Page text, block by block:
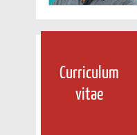
Curriculum
vitae